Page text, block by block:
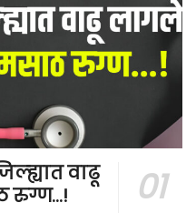
वाढू
रुग्ण…!